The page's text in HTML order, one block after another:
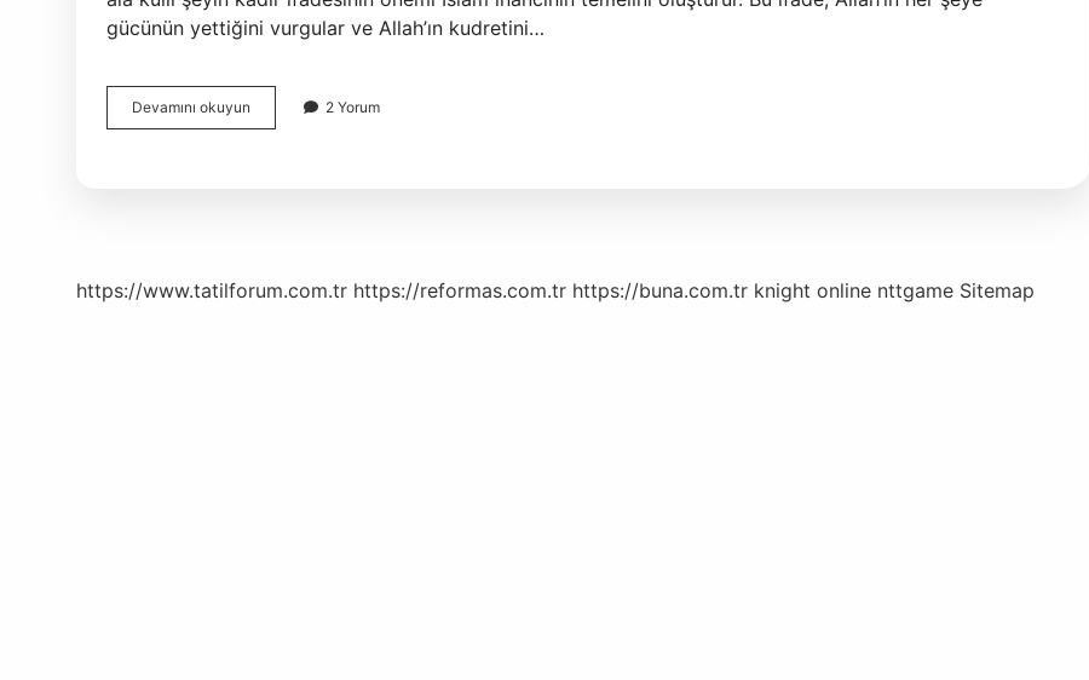
gücünün yettiğini vurgular ve Allah’ın kudretini…
Devamını okuyun
ala
2 Yorum
https://www.tatilforum.com.tr https://reformas.com.tr https://buna.com.tr knight online nttgame Sitemap